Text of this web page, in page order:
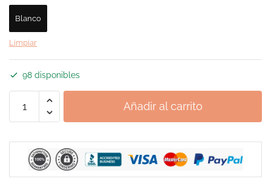
Blanco
Limpiar
98 disponibles
Ibicenco
de
Algodón
cantidad
Añadir al carrito